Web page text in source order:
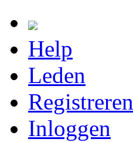
Help
Leden
Registreren
Inloggen